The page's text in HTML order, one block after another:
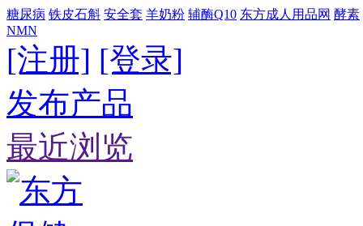
糖尿病 铁皮石斛 安全套 羊奶粉 辅酶Q10 东方成人用品网 酵素
NMN
[注册] [登录]
发布产品
最近浏览